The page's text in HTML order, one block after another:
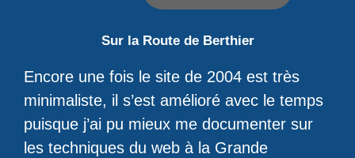
Sur la Route de Berthier
Encore une fois le site de 2004 est très
minimaliste, il s’est amélioré avec le temps
puisque j’ai pu mieux me documenter sur
les techniques du web à la Grande